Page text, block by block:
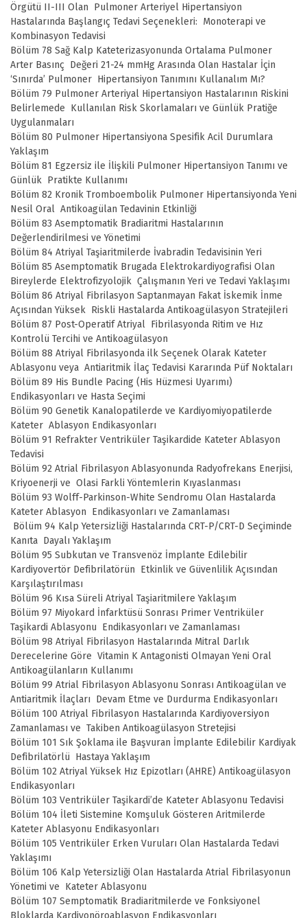
Örgütü II-III Olan Pulmoner Arteriyel Hipertansiyon
Hastalarında Başlangıç Tedavi Seçenekleri: Monoterapi ve
Kombinasyon Tedavisi
Bölüm 78 Sağ Kalp Kateterizasyonunda Ortalama Pulmoner
Arter Basınç Değeri 21-24 mmHg Arasında Olan Hastalar İçin
‘Sınırda’ Pulmoner Hipertansiyon Tanımını Kullanalım Mı?
Bölüm 79 Pulmoner Arteriyal Hipertansiyon Hastalarının Riskini
Belirlemede Kullanılan Risk Skorlamaları ve Günlük Pratiğe
Uygulanmaları
Bölüm 80 Pulmoner Hipertansiyona Spesifik Acil Durumlara
Yaklaşım
Bölüm 81 Egzersiz ile İlişkili Pulmoner Hipertansiyon Tanımı ve
Günlük Pratikte Kullanımı
Bölüm 82 Kronik Tromboembolik Pulmoner Hipertansiyonda Yeni
Nesil Oral Antikoagülan Tedavinin Etkinliği
Bölüm 83 Asemptomatik Bradiaritmi Hastalarının
Değerlendirilmesi ve Yönetimi
Bölüm 84 Atriyal Taşiaritmilerde İvabradin Tedavisinin Yeri
Bölüm 85 Asemptomatik Brugada Elektrokardiyografisi Olan
Bireylerde Elektrofizyolojik Çalışmanın Yeri ve Tedavi Yaklaşımı
Bölüm 86 Atriyal Fibrilasyon Saptanmayan Fakat İskemik İnme
Açısından Yüksek Riskli Hastalarda Antikoagülasyon Stratejileri
Bölüm 87 Post-Operatif Atriyal Fibrilasyonda Ritim ve Hız
Kontrolü Tercihi ve Antikoagülasyon
Bölüm 88 Atriyal Fibrilasyonda ilk Seçenek Olarak Kateter
Ablasyonu veya Antiaritmik İlaç Tedavisi Kararında Püf Noktaları
Bölüm 89 His Bundle Pacing (His Hüzmesi Uyarımı)
Endikasyonları ve Hasta Seçimi
Bölüm 90 Genetik Kanalopatilerde ve Kardiyomiyopatilerde
Kateter Ablasyon Endikasyonları
Bölüm 91 Refrakter Ventriküler Taşikardide Kateter Ablasyon
Tedavisi
Bölüm 92 Atrial Fibrilasyon Ablasyonunda Radyofrekans Enerjisi,
Kriyoenerji ve Olasi Farkli Yöntemlerin Kıyaslanması
Bölüm 93 Wolff-Parkinson-White Sendromu Olan Hastalarda
Kateter Ablasyon Endikasyonları ve Zamanlaması
Bölüm 94 Kalp Yetersizliği Hastalarında CRT-P/CRT-D Seçiminde
Kanıta Dayalı Yaklaşım
Bölüm 95 Subkutan ve Transvenöz İmplante Edilebilir
Kardiyovertör Defibrilatörün Etkinlik ve Güvenlilik Açısından
Karşılaştırılması
Bölüm 96 Kısa Süreli Atriyal Taşiaritmilere Yaklaşım
Bölüm 97 Miyokard İnfarktüsü Sonrası Primer Ventriküler
Taşikardi Ablasyonu Endikasyonları ve Zamanlaması
Bölüm 98 Atriyal Fibrilasyon Hastalarında Mitral Darlık
Derecelerine Göre Vitamin K Antagonisti Olmayan Yeni Oral
Antikoagülanların Kullanımı
Bölüm 99 Atrial Fibrilasyon Ablasyonu Sonrası Antikoagülan ve
Antiaritmik İlaçları Devam Etme ve Durdurma Endikasyonları
Bölüm 100 Atriyal Fibrilasyon Hastalarında Kardiyoversiyon
Zamanlaması ve Takiben Antikoagülasyon Stretejisi
Bölüm 101 Sık Şoklama ile Başvuran İmplante Edilebilir Kardiyak
Defibrilatörlü Hastaya Yaklaşım
Bölüm 102 Atriyal Yüksek Hız Epizotları (AHRE) Antikoagülasyon
Endikasyonları
Bölüm 103 Ventriküler Taşikardi’de Kateter Ablasyonu Tedavisi
Bölüm 104 İleti Sistemine Komşuluk Gösteren Aritmilerde
Kateter Ablasyonu Endikasyonları
Bölüm 105 Ventriküler Erken Vuruları Olan Hastalarda Tedavi
Yaklaşımı
Bölüm 106 Kalp Yetersizliği Olan Hastalarda Atrial Fibrilasyonun
Yönetimi ve Kateter Ablasyonu
Bölüm 107 Semptomatik Bradiaritmilerde ve Fonksiyonel
Bloklarda Kardiyonöroablasyon Endikasyonları